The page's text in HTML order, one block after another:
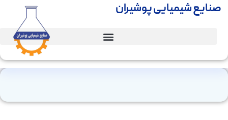
صنایع شیمیایی پوشیران